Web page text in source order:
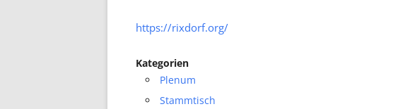
https://rixdorf.org/
Kategorien
Plenum
Stammtisch